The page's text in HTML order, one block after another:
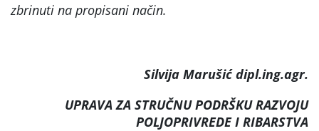
zbrinuti na propisani način.
Silvija Marušić dipl.ing.agr.
UPRAVA ZA STRUČNU PODRŠKU RAZVOJU
POLJOPRIVREDE I RIBARSTVA